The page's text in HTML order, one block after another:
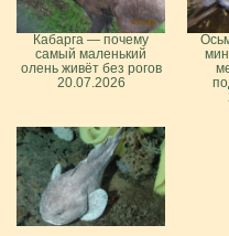
Кабарга — почему
самый маленький
олень живёт без рогов
20.07.2026